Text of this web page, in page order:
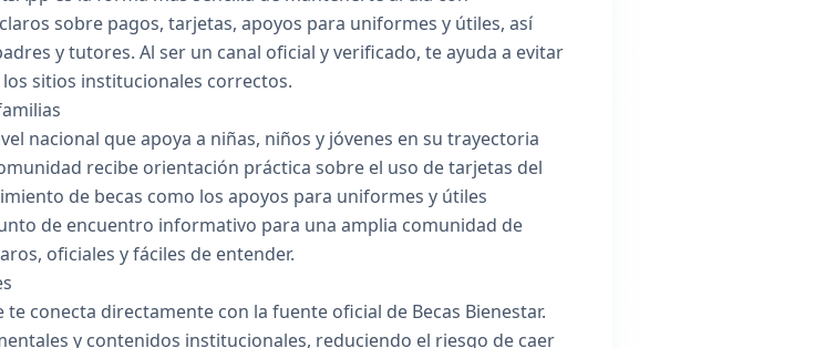
sobre pagos, tarjetas, apoyos para uniformes y útiles, así
y tutores. Al ser un canal oficial y verificado, te ayuda a evitar
sitios institucionales correctos.
nacional que apoya a niñas, niños y jóvenes en su trayectoria
recibe orientación práctica sobre el uso de tarjetas del
de becas como los apoyos para uniformes y útiles
de encuentro informativo para una amplia comunidad de
oficiales y fáciles de entender.
conecta directamente con la fuente oficial de Becas Bienestar.
y contenidos institucionales, reduciendo el riesgo de caer